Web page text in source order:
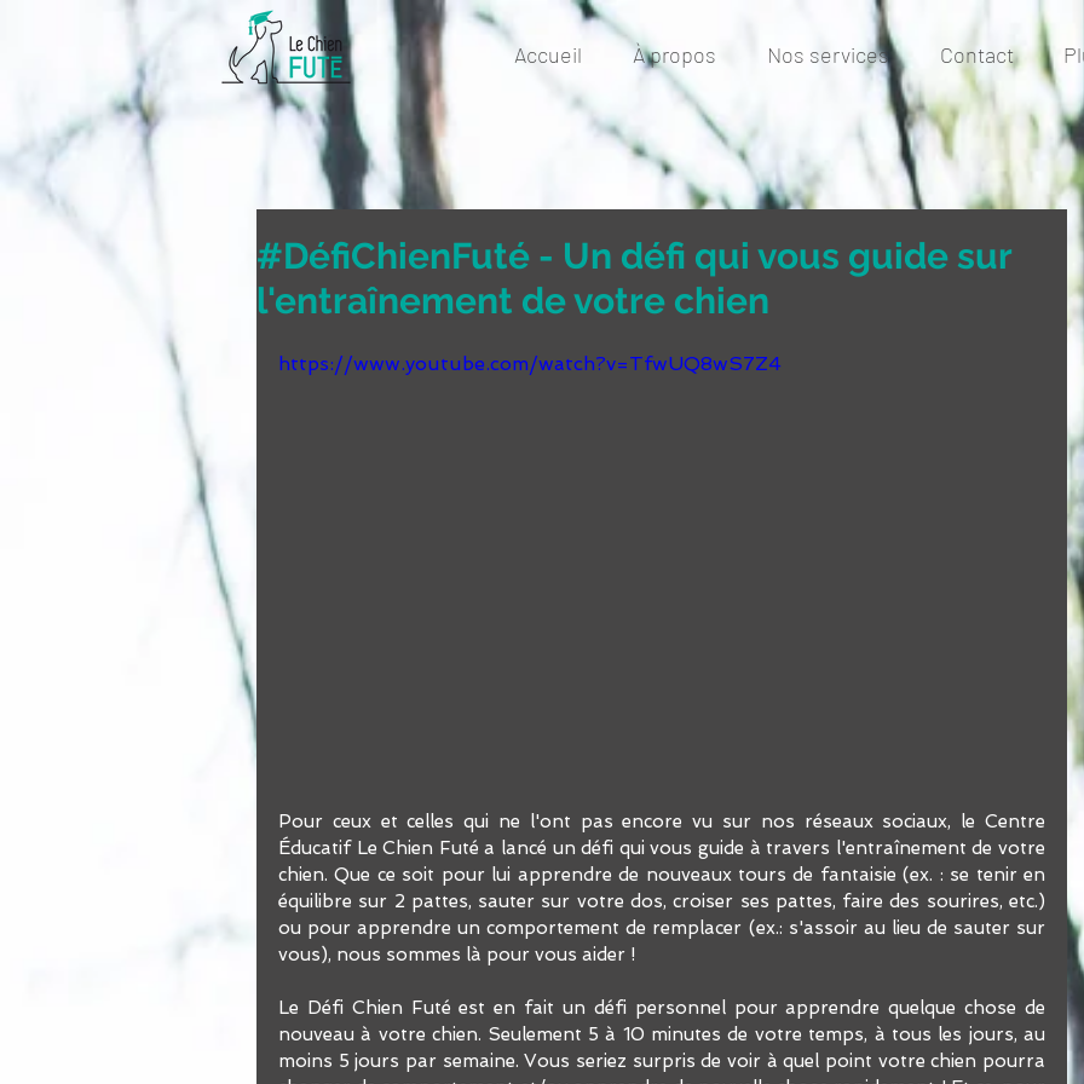
Accueil À propos Nos services Contact
#DéfiChienFuté - Un défi qui vous guide sur
l'entraînement de votre chien
https://www.youtube.com/watch?v=TfwUQ8wS7Z4
Pour ceux et celles qui ne l'ont pas encore vu sur nos réseaux sociaux, le Centre
Éducatif Le Chien Futé a lancé un défi qui vous guide à travers l'entraînement de votre
chien. Que ce soit pour lui apprendre de nouveaux tours de fantaisie (ex. : se tenir en
équilibre sur 2 pattes, sauter sur votre dos, croiser ses pattes, faire des sourires, etc.)
ou pour apprendre un comportement de remplacer (ex.: s'assoir au lieu de sauter sur
vous), nous sommes là pour vous aider !
Le Défi Chien Futé est en fait un défi personnel pour apprendre quelque chose de
nouveau à votre chien. Seulement 5 à 10 minutes de votre temps, à tous les jours, au
moins 5 jours par semaine. Vous seriez surpris de voir à quel point votre chien pourra